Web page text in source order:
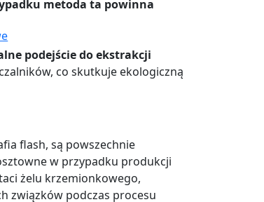
metoda ta powinna
podejście do ekstrakcji
co skutkuje ekologiczną
flash, są powszechnie
w przypadku produkcji
żelu krzemionkowego,
związków podczas procesu